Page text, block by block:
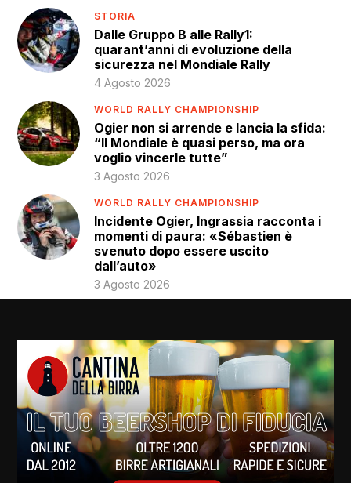
STORIA
Dalle Gruppo B alle Rally1:
quarant’anni di evoluzione della
sicurezza nel Mondiale Rally
4 Agosto 2026
WORLD RALLY CHAMPIONSHIP
Ogier non si arrende e lancia la sfida:
“Il Mondiale è quasi perso, ma ora
voglio vincerle tutte”
3 Agosto 2026
WORLD RALLY CHAMPIONSHIP
Incidente Ogier, Ingrassia racconta i
momenti di paura: «Sébastien è
svenuto dopo essere uscito
dall’auto»
3 Agosto 2026